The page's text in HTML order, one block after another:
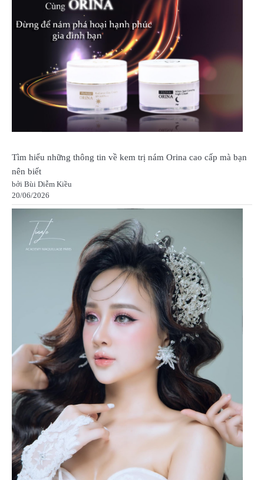
Tìm hiểu những thông tin về kem trị nám Orina cao cấp mà bạn
nên biết
bởi Bùi Diễm Kiều
20/06/2026